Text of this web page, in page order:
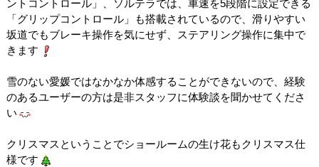
ントコントロール」、ソルテラでは、車速を5段階に設定できる
「グリップコントロール」も搭載されているので、滑りやすい
坂道でもブレーキ操作を気にせず、ステアリング操作に集中で
きます
雪のない愛媛ではなかなか体感することができないので、経験
のあるユーザーの方は是非スタッフに体験談を聞かせてくださ
い
クリスマスということでショールームの生け花もクリスマス仕
様です